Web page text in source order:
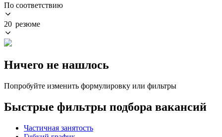
По соответствию
20 резюме
Ничего не нашлось
Попробуйте изменить формулировку или фильтры
Быстрые фильтры подбора вакансий
Частичная занятость